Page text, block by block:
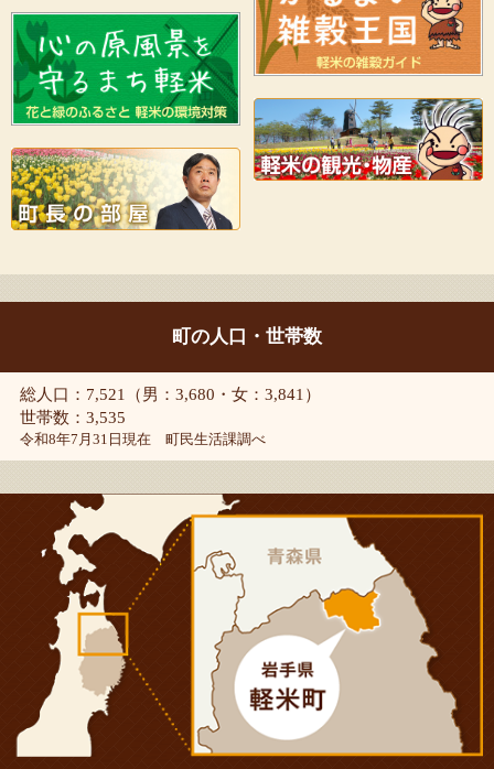
町の人口・世帯数
総人口：7,521（男：3,680・女：3,841）
世帯数：3,535
令和8年7月31日現在 町民生活課調べ